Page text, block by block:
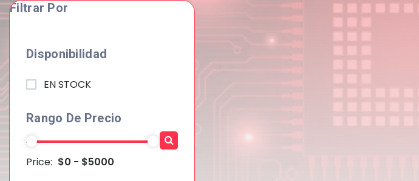
Filtrar Por
Disponibilidad
EN STOCK
Rango De Precio
Price: $0 - $5000